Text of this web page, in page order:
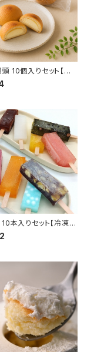
10個入りセット【常
機内食 チーズ饅頭 ク
リームチーズ 高千穂バ
本入りセット【冷凍
アイス 葛バー 夏ス
州 宮崎 都城